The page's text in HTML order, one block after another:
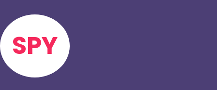
main
content
SPY